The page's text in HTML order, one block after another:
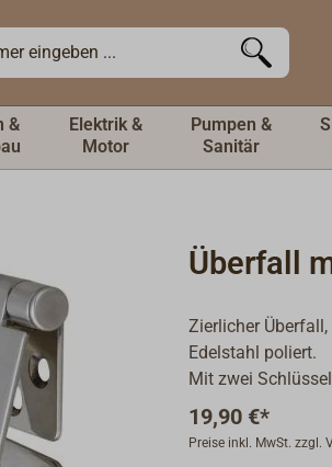
&
Elektrik &
Motor
Pumpen &
Sanitär
Überfall
Zierlicher
Edelstahl poliert.
Mit zwei
19,90 €*
Preise inkl. MwSt. zzgl.